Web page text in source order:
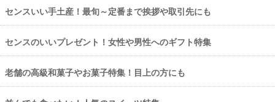
センスいい手土産！最旬～定番まで挨拶や取引先にも
センスのいいプレゼント！女性や男性へのギフト特集
老舗の高級和菓子やお菓子特集！目上の方にも